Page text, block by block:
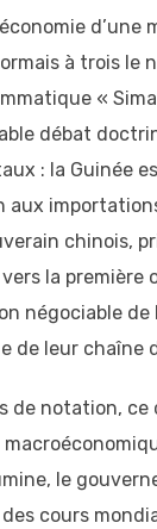
d’une
à trois le
«
débat
: la Guinée
chinois,
la première
négociable
de leur chaîne
de notation,
le
cours